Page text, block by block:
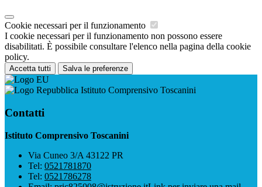
Cookie necessari per il funzionamento
I cookie necessari per il funzionamento non possono essere
disabilitati. È possibile consultare l'elenco nella pagina della cookie
policy.
Accetta tutti Salva le preferenze
Istituto Comprensivo Toscanini
Contatti
Istituto Comprensivo Toscanini
Via Cuneo 3/A 43122 PR
Tel: 0521781870
Tel: 0521786278